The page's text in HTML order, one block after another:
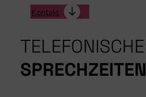
Kontakt
TELEFONISCHE
SPRECHZEITEN